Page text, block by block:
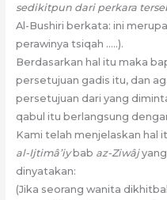
sedikitpun dari perkara
Al-Bushiri berkata: ini
perawinya tsiqah …..).
Berdasarkan hal itu maka
persetujuan gadis itu, dan
persetujuan dari yang
qabul itu berlangsung
Kami telah menjelaskan hal
al-Ijtimâ’iybab az-Ziwâjyang
dinyatakan:
(Jika seorang wanita